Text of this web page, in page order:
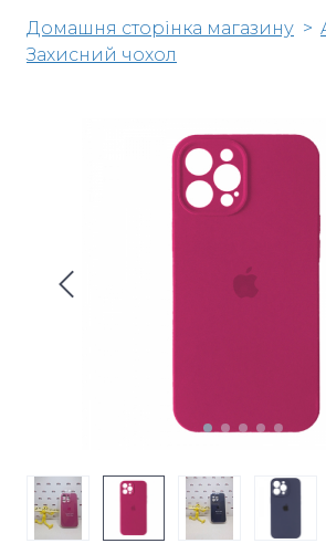
Домашня сторінка магазину
Захисний чохол